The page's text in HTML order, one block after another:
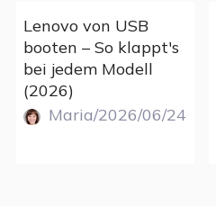
Lenovo von USB
booten – So klappt's
bei jedem Modell
(2026)
Maria/2026/06/24